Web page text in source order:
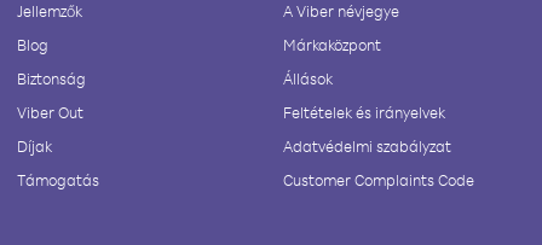
Jellemzők
Blog
Biztonság
Viber Out
Díjak
Támogatás
A Viber névjegye
Márkaközpont
Állások
Feltételek és irányelvek
Adatvédelmi szabályzat
Customer Complaints Code